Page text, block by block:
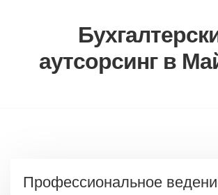
аутсорсинг в
Профессиональное